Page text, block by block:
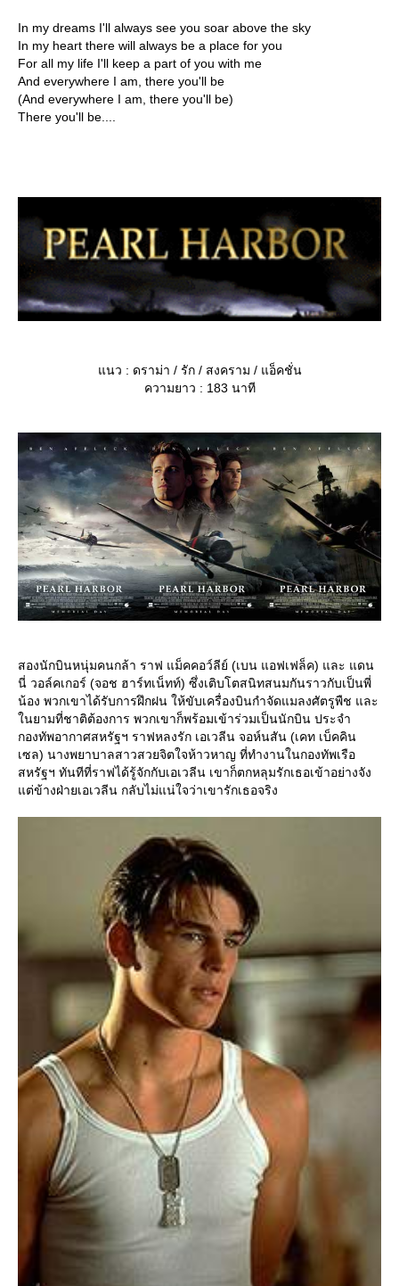
In my dreams I'll always see you soar above the sky
In my heart there will always be a place for you
For all my life I'll keep a part of you with me
And everywhere I am, there you'll be
(And everywhere I am, there you'll be)
There you'll be....
นว : ดราม่า / รัก / สงคราม / แอ็คชั่น
ความยาว : 183 นาที
สองนักบินหนุ่มคนกล้า ราฟ แม็คคอว์ลีย์ (เบน แอฟเฟล็ค) และ แดน
นี่ วอล์คเกอร์ (จอช ฮาร์ทเน็ทท์) ซึ่งเติบโตสนิทสนมกันราวกับเป็นพี่
น้อง พวกเขาได้รับการฝึกฝน ให้ขับเครื่องบินกำจัดแมลงศัตรูพืช และ
นยามที่ชาติต้องการ พวกเขาก็พร้อมเข้าร่วมเป็นนักบิน ประจำ
กองทัพอากาศสหรัฐฯ ราฟหลงรัก เอเวลีน จอห์นสัน (เคท เบ็คคิน
เซล) นางพยาบาลสาวสวยจิตใจห้าวหาญ ที่ทำงานในกองทัพเรือ
สหรัฐฯ ทันทีที่ราฟได้รู้จักกับเอเวลีน เขาก็ตกหลุมรักเธอเข้าอย่างจัง
ต่ข้างฝ่ายเอเวลีน กลับไม่แน่ใจว่าเขารักเธอจริง